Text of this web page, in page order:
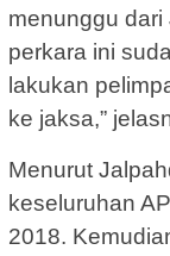
menunggu
perkara ini
lakukan
ke jaksa,”
Menurut
keseluruhan
2018.